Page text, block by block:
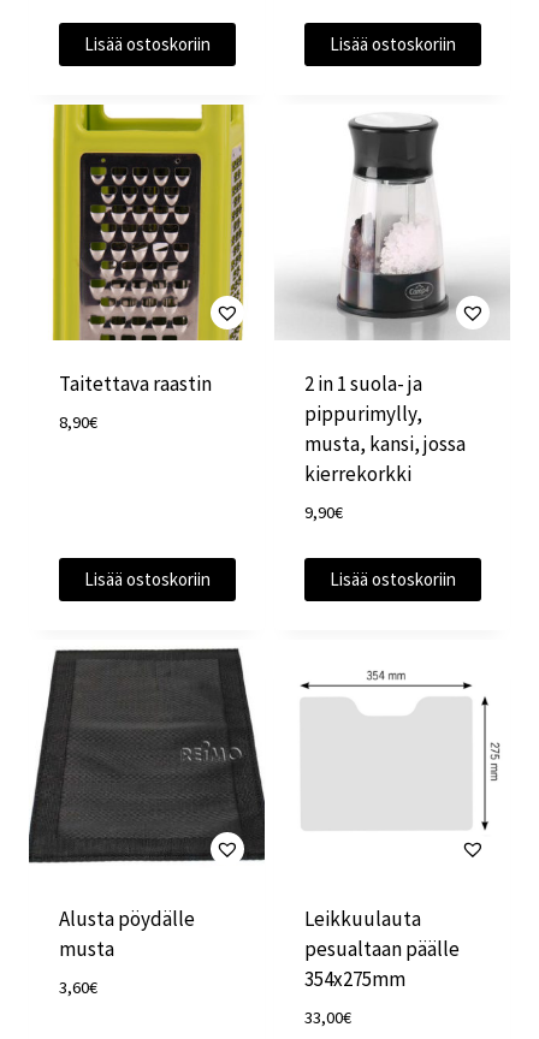
Lisää ostoskoriin Lisää ostoskoriin
Taitettava raastin
8,90€
Lisää ostoskoriin
2 in 1 suola- ja
pippurimylly,
musta, kansi, jossa
kierrekorkki
9,90€
Lisää ostoskoriin
Alusta pöydälle
musta
3,60€
Leikkuulauta
pesualtaan päälle
354x275mm
33,00€